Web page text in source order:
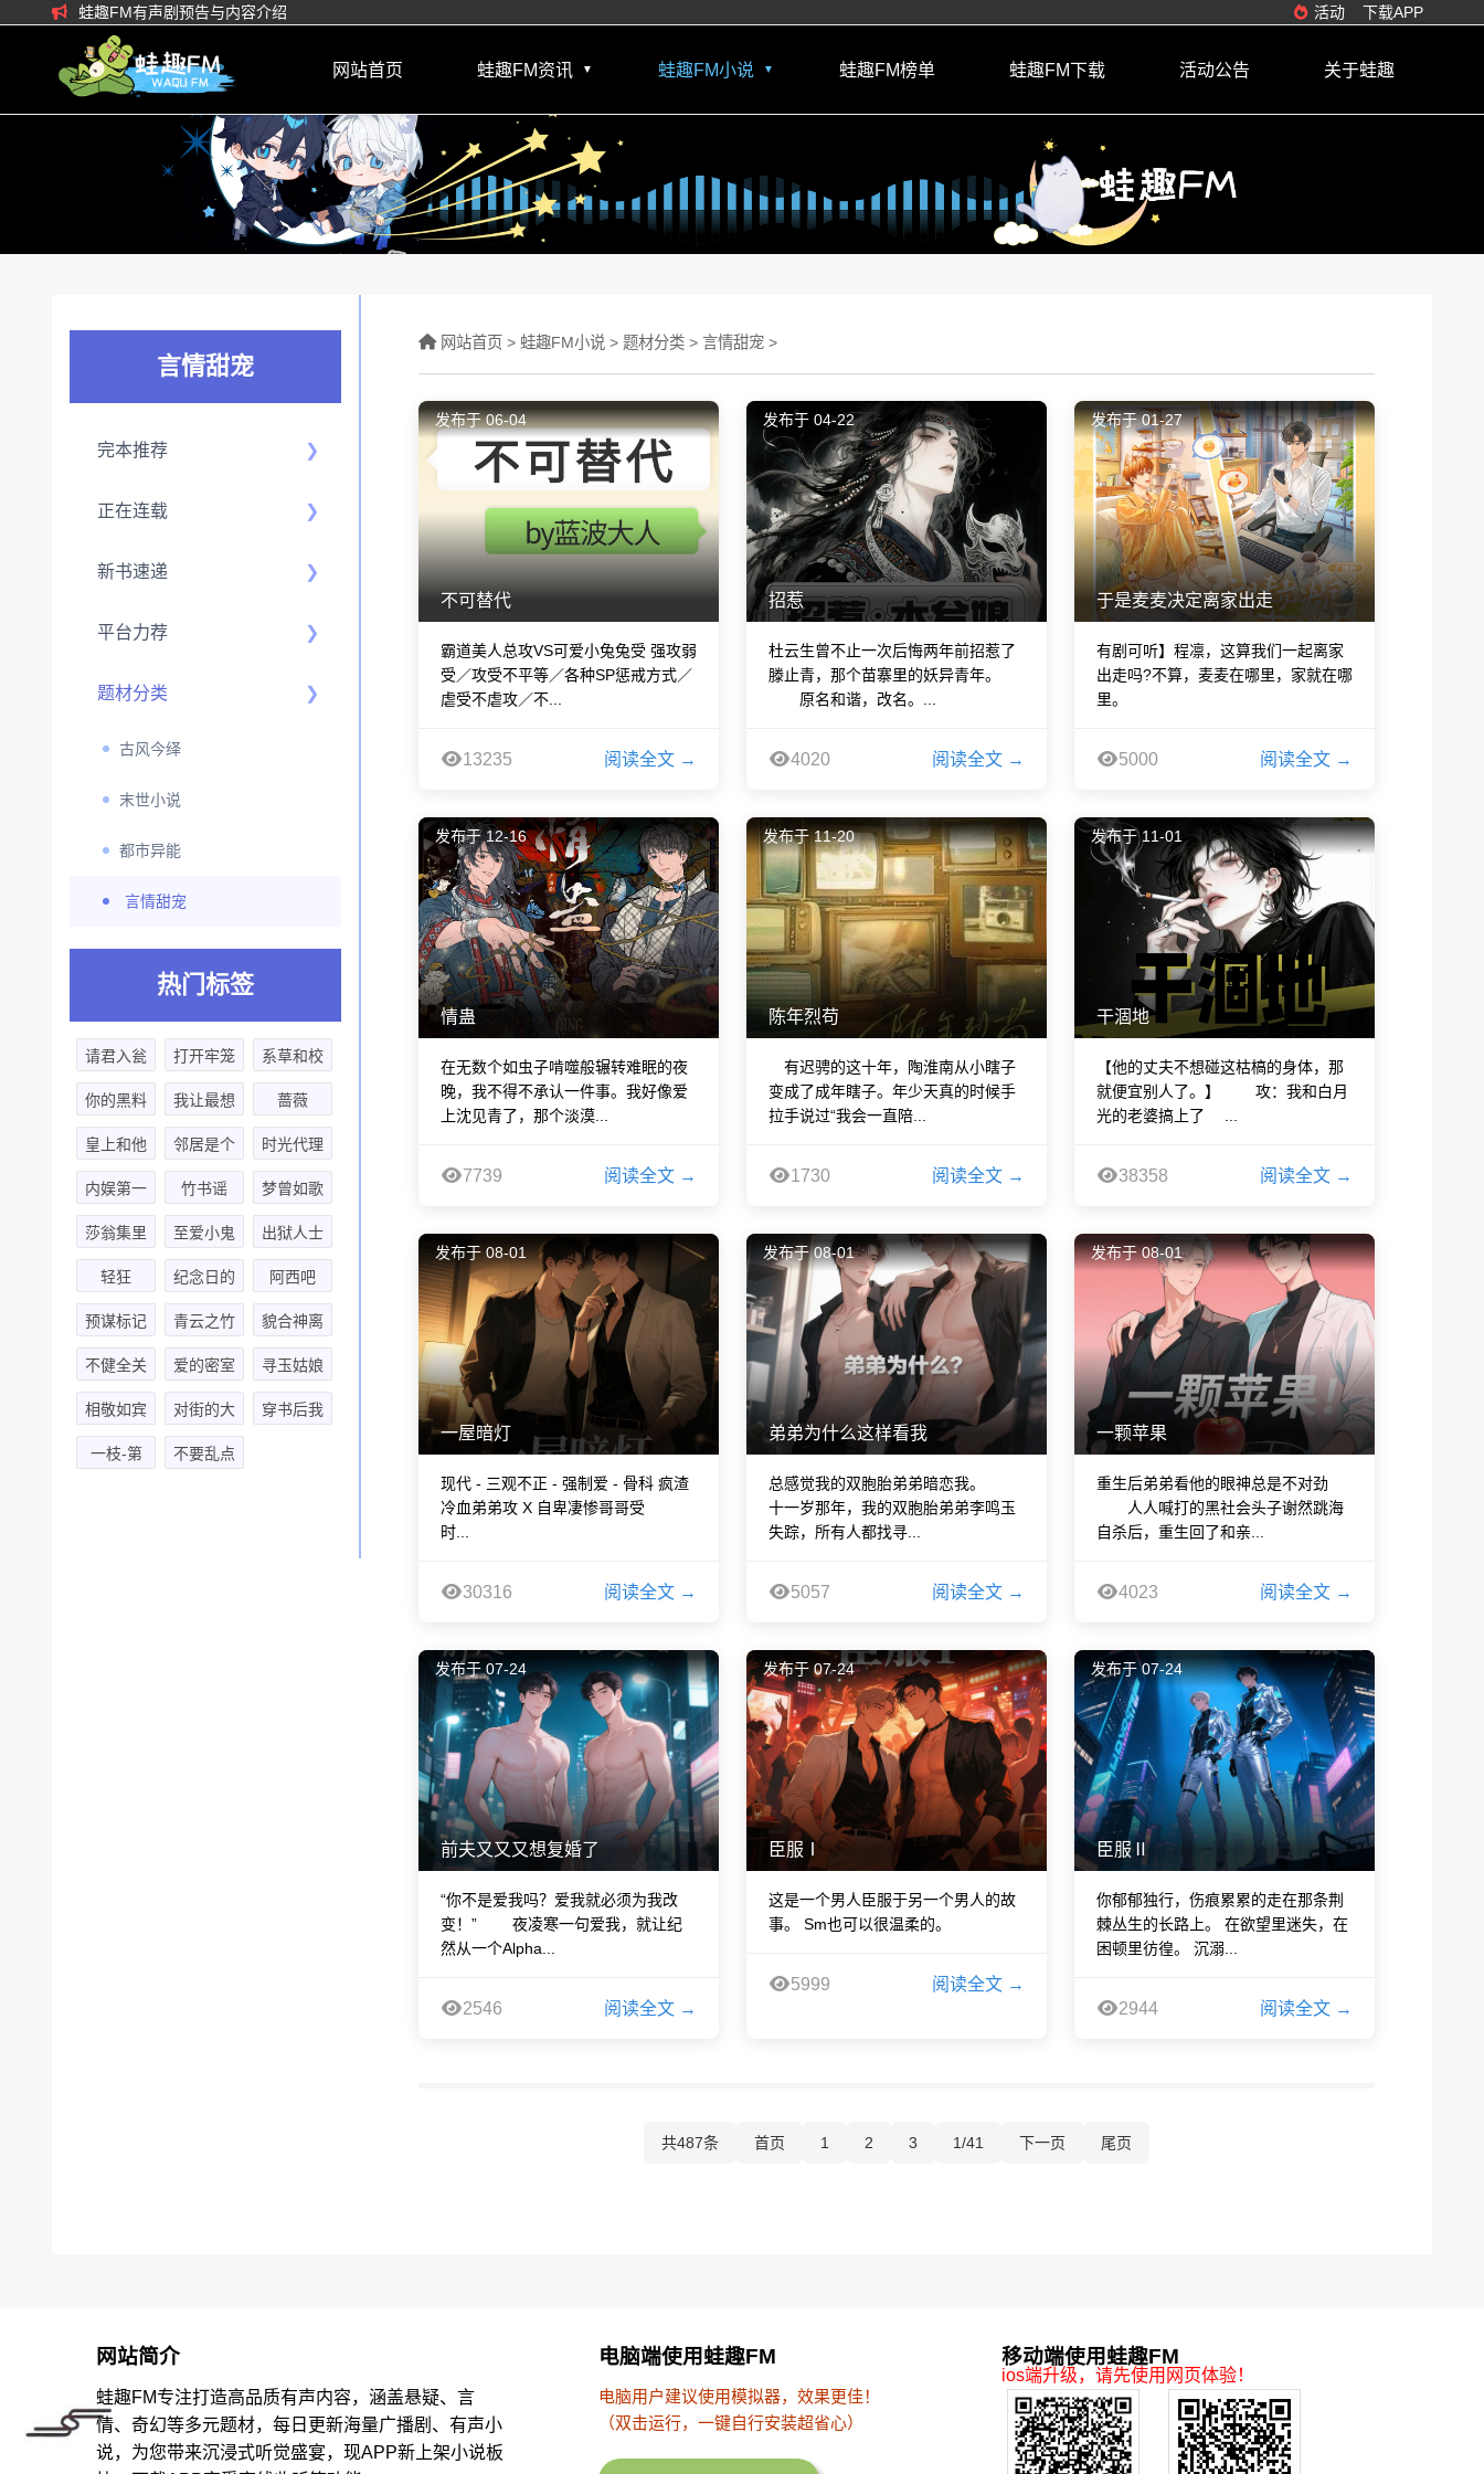
蛙趣FM有声剧预告与内容介绍 活动 下载APP
网站首页 蛙趣FM资讯 ▼ 蛙趣FM小说 ▼ 蛙趣FM榜单 蛙趣FM下载 活动公告 关于蛙趣
言情甜宠
完本推荐
正在连载
新书速递
平台力荐
题材分类
古风今绎
末世小说
都市异能
言情甜宠
热门标签
请君入瓮
打开牢笼
的爱
系草和校
草
你的黑料
比本人可
我让最想
被拥抱的
胁了1
蔷薇
皇上和他
的在逃画
邻居是个
女装大佬
时光代理
人-有声
内娱第一
花瓶-第
竹书谣
第一季
梦曾如歌
岁安然
莎翁集里
的红玫瑰
至爱小鬼
出狱人士
生存指南
轻狂
纪念日的
惊喜
阿西吧
小菊花！
预谋标记 青云之竹
貌合神离
(贾诩x顾
不健全关
系-第二
爱的密室
之饲养爱
寻玉姑娘
相敬如宾
对街的大
老板
穿书后我
一枝-第
不要乱点
网站首页 > 蛙趣FM小说 > 题材分类 > 言情甜宠 >
发布于 06-04
不可替代
霸道美人总攻VS可爱小兔兔受 强攻弱
受／攻受不平等／各种SP惩戒方式／
虐受不虐攻／不...
13235 阅读全文 →
发布于 04-22
招惹
杜云生曾不止一次后悔两年前招惹了
滕止青，那个苗寨里的妖异青年。
原名和谐，改名。...
4020 阅读全文 →
发布于 01-27
于是麦麦决定离家出走
有剧可听】程凛，这算我们一起离家
出走吗?不算，麦麦在哪里，家就在哪
里。
5000 阅读全文 →
发布于 12-16
情蛊
在无数个如虫子啃噬般辗转难眠的夜
晚，我不得不承认一件事。我好像爱
上沈见青了，那个淡漠...
7739 阅读全文 →
发布于 11-20
陈年烈苟
有迟骋的这十年，陶淮南从小瞎子
变成了成年瞎子。年少天真的时候手
拉手说过“我会一直陪...
1730 阅读全文 →
发布于 11-01
干涸地
【他的丈夫不想碰这枯槁的身体，那
就便宜别人了。】 攻：我和白月
光的老婆搞上了 ...
38358 阅读全文 →
发布于 08-01
一屋暗灯
现代 - 三观不正 - 强制爱 - 骨科 疯渣
冷血弟弟攻 X 自卑凄惨哥哥受
时...
30316 阅读全文 →
发布于 08-01
弟弟为什么这样看我
总感觉我的双胞胎弟弟暗恋我。
十一岁那年，我的双胞胎弟弟李鸣玉
失踪，所有人都找寻...
5057 阅读全文 →
发布于 08-01
一颗苹果
重生后弟弟看他的眼神总是不对劲
人人喊打的黑社会头子谢然跳海
自杀后，重生回了和亲...
4023 阅读全文 →
发布于 07-24
前夫又又又想复婚了
“你不是爱我吗？爱我就必须为我改
变！” 夜凌寒一句爱我，就让纪
然从一个Alpha...
2546 阅读全文 →
发布于 07-24
臣服Ⅰ
这是一个男人臣服于另一个男人的故
事。 Sm也可以很温柔的。
5999 阅读全文 →
发布于 07-24
臣服Ⅱ
你郁郁独行，伤痕累累的走在那条荆
棘丛生的长路上。 在欲望里迷失，在
困顿里彷徨。 沉溺...
2944 阅读全文 →
共487条 首页 1 2 3 1/41 下一页 尾页
网站简介
蛙趣FM专注打造高品质有声内容，涵盖悬疑、言
情、奇幻等多元题材，每日更新海量广播剧、有声小
说，为您带来沉浸式听觉盛宴，现APP新上架小说板
电脑端使用蛙趣FM
电脑用户建议使用模拟器，效果更佳！
（双击运行，一键自行安装超省心）
移动端使用蛙趣FM
ios端升级，请先使用网页体验！